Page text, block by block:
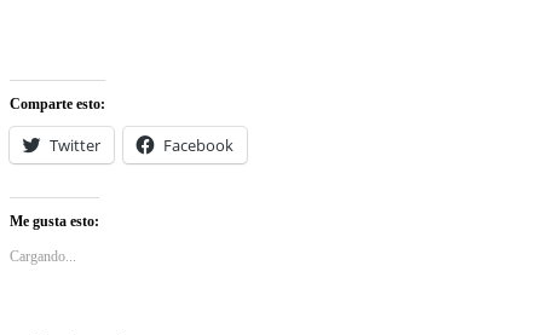
Comparte esto:
Twitter Facebook
Me gusta esto:
Cargando...